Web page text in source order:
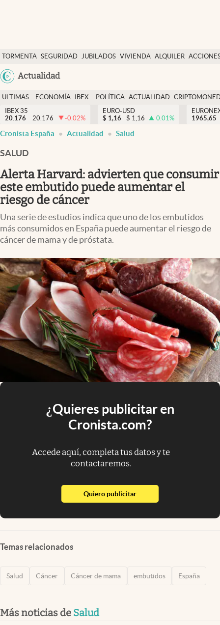
TORMENTA SEGURIDAD JUBILADOS VIVIENDA ALQUILER
USA
Actualidad
Economía y finanzas
Política
Actualidad
Criptomonedas
España
ULTIMAS
NOTICIAS
ECONOMÍA
FINANZAS
IBEX
EURO
POLÍTICA ACTUALIDAD
IBEX 35
20.176
20.176 -0.02%
EURO-USD
$ 1,16 $ 1,16 0.01%
1965,65
Cronista España Actualidad Salud
SALUD
Alerta Harvard: advierten que consumir
este embutido puede aumentar el
riesgo de cáncer
Una serie de estudios indica que uno de los embutidos
más consumidos en España puede aumentar el riesgo de
cáncer de mama y de próstata.
¿Quieres publicitar en
Cronista.com?
Accede aquí, completa tus datos y te
contactaremos.
Quiero publicitarabre en nueva pestaña
Temas relacionados
Salud Cáncer Cáncer de mama embutidos España
Más noticias de Salud